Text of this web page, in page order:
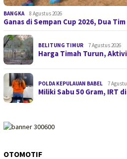
BANGKA 8 Agustus 2026
Ganas di Sempan Cup 2026, Dua
BELITUNG TIMUR 7 Agustus 2026
Harga Timah Turun,
POLDA KEPULAUAN BABEL 7
Miliki Sabu 50 Gram, IRT
OTOMOTIF